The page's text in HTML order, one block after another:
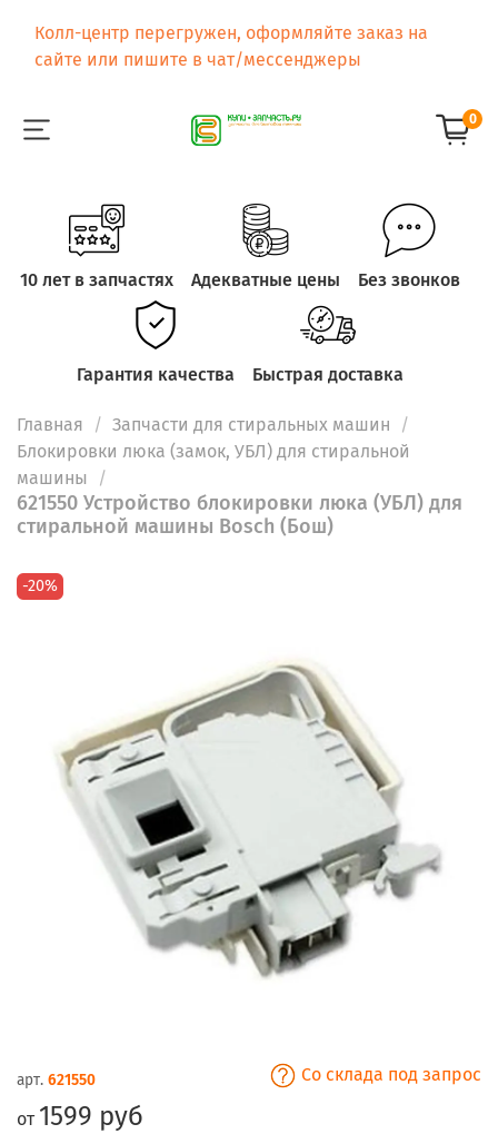
Колл-центр перегружен, оформляйте заказ на
сайте или пишите в чат/мессенджеры
0
10 лет в запчастях Адекватные цены Без звонков
Гарантия качества Быстрая доставка
Главная
Запчасти для стиральных машин
Блокировки люка (замок, УБЛ) для стиральной
машины
621550 Устройство блокировки люка (УБЛ) для
стиральной машины Bosch (Бош)
-20%
арт. 621550 Со склада под запрос
от 1599 руб